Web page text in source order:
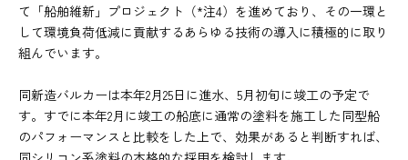
て「船舶維新」プロジェクト（*注4）を進めており、その一環と
して環境負荷低減に貢献するあらゆる技術の導入に積極的に取り
組んでいます。
同新造バルカーは本年2月25日に進水、5月初旬に竣工の予定で
す。すでに本年2月に竣工の船底に通常の塗料を施工した同型船
のパフォーマンスと比較をした上で、効果があると判断すれば、